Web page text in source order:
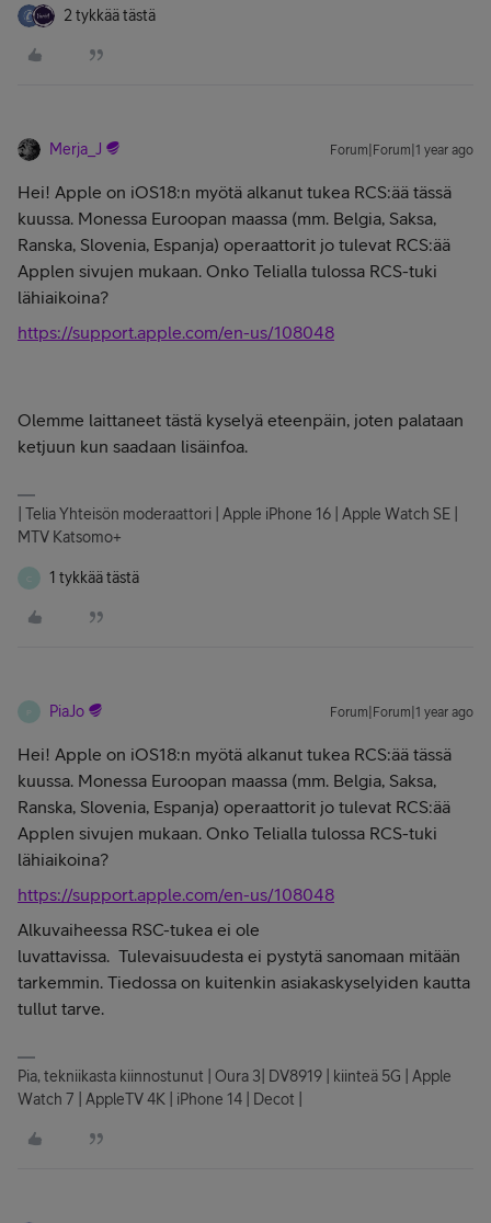
2 tykkää tästä
Merja_J Forum|Forum|1 year ago
Hei! Apple on iOS18:n myötä alkanut tukea RCS:ää tässä
kuussa. Monessa Euroopan maassa (mm. Belgia, Saksa,
Ranska, Slovenia, Espanja) operaattorit jo tulevat RCS:ää
Applen sivujen mukaan. Onko Telialla tulossa RCS-tuki
lähiaikoina?
https://support.apple.com/en-us/108048
Olemme laittaneet tästä kyselyä eteenpäin, joten palataan
ketjuun kun saadaan lisäinfoa.
| Telia Yhteisön moderaattori | Apple iPhone 16 | Apple Watch SE |
MTV Katsomo+
1 tykkää tästä
PiaJo Forum|Forum|1 year ago
Hei! Apple on iOS18:n myötä alkanut tukea RCS:ää tässä
kuussa. Monessa Euroopan maassa (mm. Belgia, Saksa,
Ranska, Slovenia, Espanja) operaattorit jo tulevat RCS:ää
Applen sivujen mukaan. Onko Telialla tulossa RCS-tuki
lähiaikoina?
https://support.apple.com/en-us/108048
Alkuvaiheessa RSC-tukea ei ole
luvattavissa. Tulevaisuudesta ei pystytä sanomaan mitään
tarkemmin. Tiedossa on kuitenkin asiakaskyselyiden kautta
tullut tarve.
Pia, tekniikasta kiinnostunut | Oura 3| DV8919 | kiinteä 5G | Apple
Watch 7 | AppleTV 4K | iPhone 14 | Decot |